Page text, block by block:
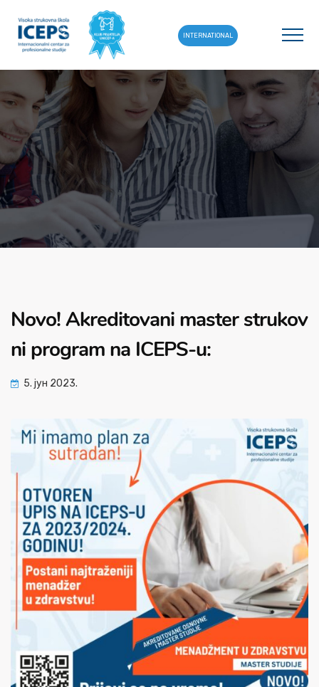
INTERNATIONAL
Novo! Akreditovani master strukov
ni program na ICEPS-u:
5. јун 2023.